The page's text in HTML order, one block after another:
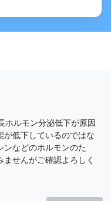
ホルモン分泌低下が原因
が低下しているのではな
ンなどのホルモンのた
せんがご確認よろしく